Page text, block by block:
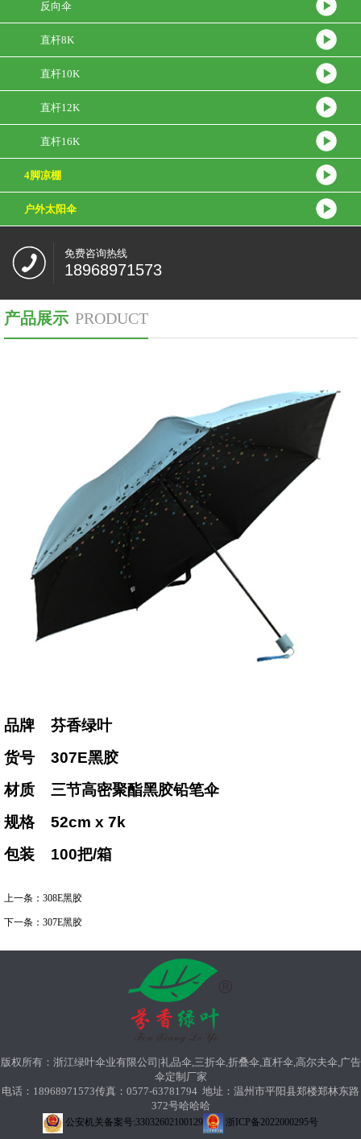
反向伞
直杆8K
直杆10K
直杆12K
直杆16K
4脚凉棚
户外太阳伞
免费咨询热线
18968971573
产品展示 PRODUCT
品牌
芬香绿叶
货号
307E黑胶
材质
三节高密聚酯黑胶铅笔伞
规格
52cm x 7k
包装
100把/箱
上一条： 308E黑胶
下一条： 307E黑胶
版权所有：浙江绿叶伞业有限公司|礼品伞,三折伞,折叠伞,直杆伞,高尔夫伞,广告
伞定制厂家
电话：18968971573传真：0577-63781794 地址：温州市平阳县郑楼郑林东路
372号哈哈哈
公安机关备案号:33032602100129 浙ICP备2022000295号